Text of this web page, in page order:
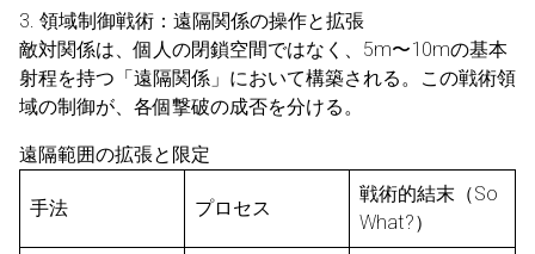
3. 領域制御戦術：遠隔関係の操作と拡張
敵対関係は、個人の閉鎖空間ではなく、5m〜10mの基本
射程を持つ「遠隔関係」において構築される。この戦術領
域の制御が、各個撃破の成否を分ける。
遠隔範囲の拡張と限定
手法 プロセス
戦術的結末（So
What?）